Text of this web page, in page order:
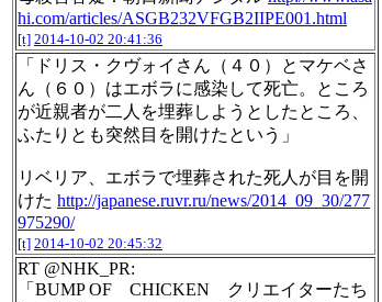
hi.com/articles/ASGB232VFGB2IIPE001.html
[t] 2014-10-02 20:41:36
「ドリス・クヴォイさん（４０）とマケベさ
ん（６０）はエボラに感染して死亡。ところ
が近親者が二人を埋葬しようとしたところ、
ふたりとも突然目を開けたという」
リベリア、エボラで埋葬された死人が目を開
けた http://japanese.ruvr.ru/news/2014_09_30/277
975290/
[t] 2014-10-02 20:45:32
RT @NHK_PR:
「BUMP OF CHICKEN クリエイターたち